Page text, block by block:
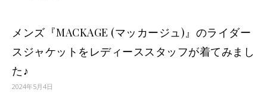
メンズ『MACKAGE (マッカージュ)』のライダー
スジャケットをレディーススタッフが着てみまし
た♪
2024年5月4日